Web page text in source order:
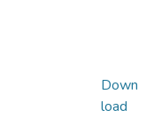
Down
load